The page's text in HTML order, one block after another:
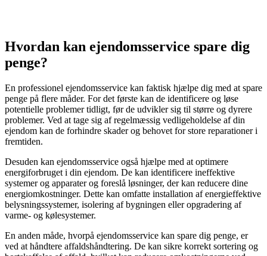
Hvordan kan ejendomsservice spare dig
penge?
En professionel ejendomsservice kan faktisk hjælpe dig med at spare
penge på flere måder. For det første kan de identificere og løse
potentielle problemer tidligt, før de udvikler sig til større og dyrere
problemer. Ved at tage sig af regelmæssig vedligeholdelse af din
ejendom kan de forhindre skader og behovet for store reparationer i
fremtiden.
Desuden kan ejendomsservice også hjælpe med at optimere
energiforbruget i din ejendom. De kan identificere ineffektive
systemer og apparater og foreslå løsninger, der kan reducere dine
energiomkostninger. Dette kan omfatte installation af energieffektive
belysningssystemer, isolering af bygningen eller opgradering af
varme- og kølesystemer.
En anden måde, hvorpå ejendomsservice kan spare dig penge, er
ved at håndtere affaldshåndtering. De kan sikre korrekt sortering og